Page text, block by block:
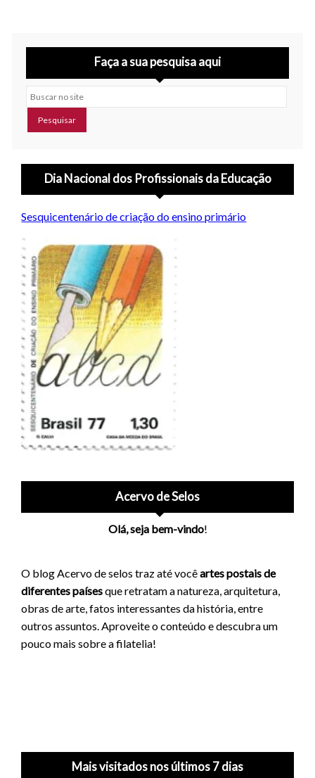
Faça a sua pesquisa aqui
Buscar no site
Dia Nacional dos Profissionais da Educação
Sesquicentenário de criação do ensino primário
Acervo de Selos
Olá, seja bem-vindo!
O blog Acervo de selos traz até vocêartes postais de
diferentes paísesque retratam a natureza, arquitetura,
obras de arte, fatos interessantes da história, entre
outros assuntos. Aproveite o conteúdo e descubra um
pouco mais sobre a filatelia!
Mais visitados nos últimos 7 dias